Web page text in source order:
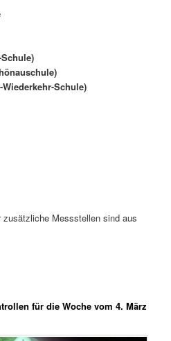
Schule)
zusätzliche Messstellen sind aus
für die Woche vom 4. März